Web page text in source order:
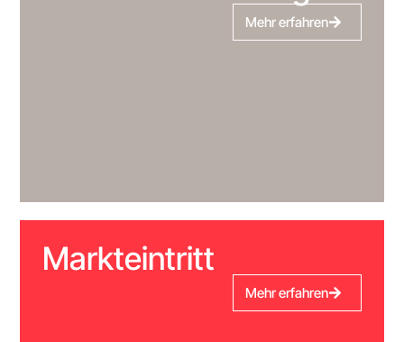
Mehr erfahren
Markteintritt
Mehr erfahren